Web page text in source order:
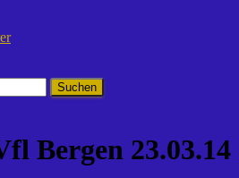
Bergen 23.03.14